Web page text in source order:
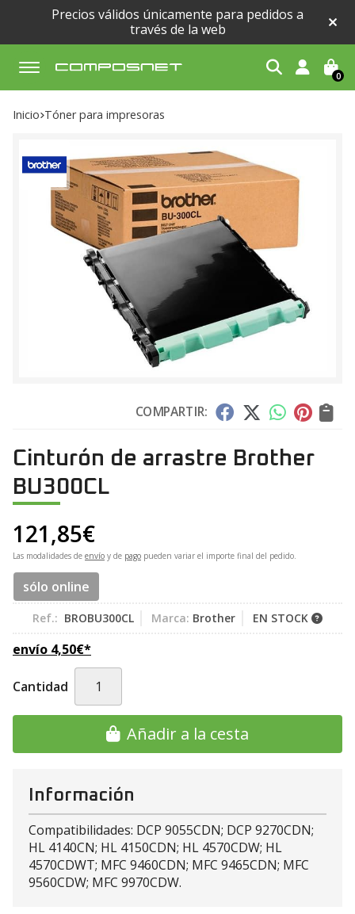
Precios válidos únicamente para pedidos a
través de la web
Buscar 0
Inicio tóner para impresoras
COMPARTIR:
Cinturón de arrastre Brother
BU300CL
121,85€
Las modalidades de envío y de pago pueden variar el importe final del pedido.
sólo online
Ref.: BROBU300CL Marca: Brother EN STOCK
envío 4,50€*
Cantidad
Añadir a la cesta
Información
Compatibilidades: DCP 9055CDN; DCP 9270CDN;
HL 4140CN; HL 4150CDN; HL 4570CDW; HL
4570CDWT; MFC 9460CDN; MFC 9465CDN; MFC
9560CDW; MFC 9970CDW.